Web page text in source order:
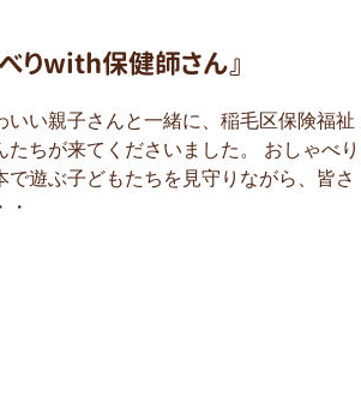
りwith保健師さん』
いい親子さんと一緒に、稲毛区保険福祉
たちが来てくださいました。 おしゃべり
で遊ぶ子どもたちを見守りながら、皆さ